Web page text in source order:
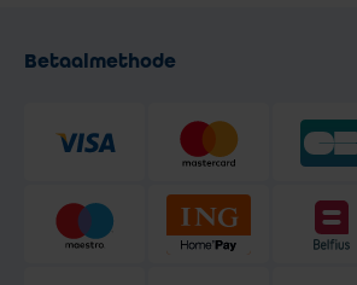
Betaalmethode